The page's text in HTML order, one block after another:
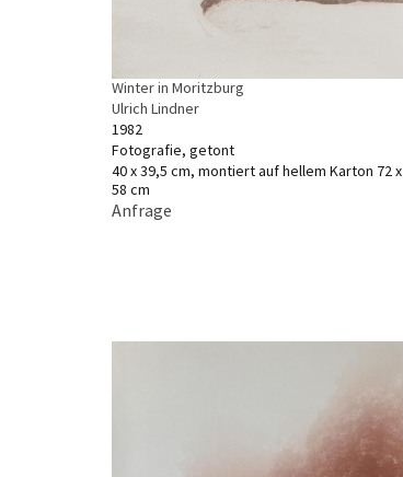
Winter in Moritzburg
Ulrich Lindner
1982
Fotografie, getont
40 x 39,5 cm, montiert auf hellem Karton 72 x
58 cm
Anfrage